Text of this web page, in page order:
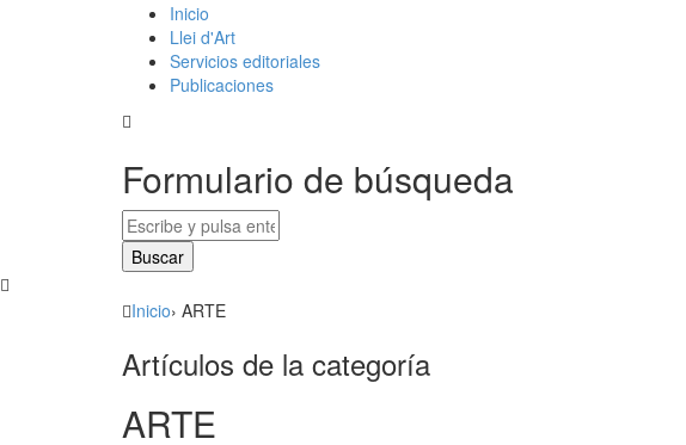
Inicio
Llei d'Art
Servicios editoriales
Publicaciones
Formulario de búsqueda
Inicio› ARTE
Artículos de la categoría
ARTE